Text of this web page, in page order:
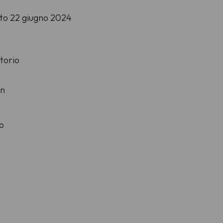
22 giugno 2024